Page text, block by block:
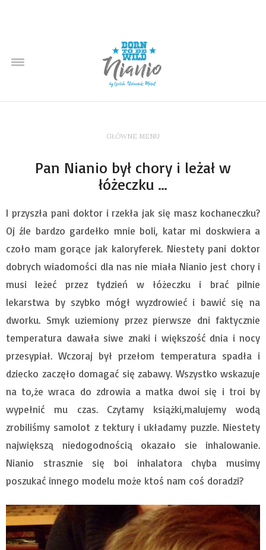
GŁÓWNE MENU
Pan Nianio był chory i leżał w
łóżeczku …
I przyszła pani doktor i rzekła jak się masz kochaneczku?
Oj źle bardzo gardełko mnie boli, katar mi doskwiera a
czoło mam gorące jak kaloryferek. Niestety pani doktor
dobrych wiadomości dla nas nie miała Nianio jest chory i
musi leżeć przez tydzień w łóżeczku i brać pilnie
lekarstwa by szybko mógł wyzdrowieć i bawić się na
dworku. Smyk uziemiony przez pierwsze dni faktycznie
temperatura dawała siwe znaki i większość dnia i nocy
przesypiał. Wczoraj był przełom temperatura spadła i
dziecko zaczęło domagać się zabawy. Wszystko wskazuje
na to,że wraca do zdrowia a matka dwoi się i troi by
wypełnić mu czas. Czytamy książki,malujemy wodą
zrobiliśmy samolot z tektury i układamy puzzle. Niestety
największą niedogodnością okazało sie inhalowanie.
Nianio strasznie się boi inhalatora chyba musimy
poszukać innego modelu może ktoś nam coś doradzi?